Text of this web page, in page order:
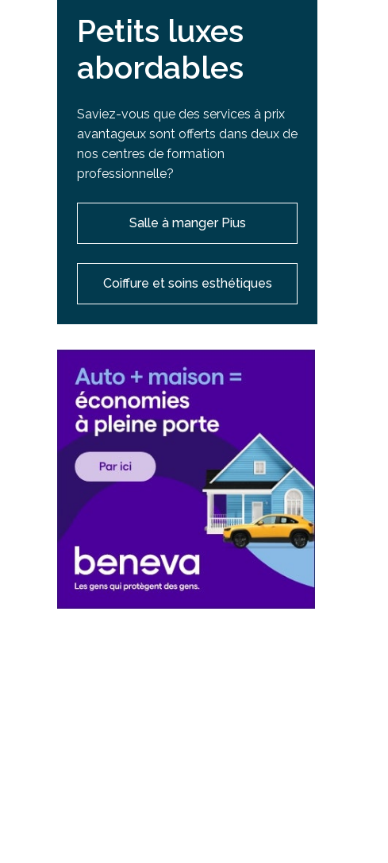
Petits luxes
abordables
Saviez-vous que des services à prix
avantageux sont offerts dans deux de
nos centres de formation
professionnelle?
Salle à manger Pius
Coiffure et soins esthétiques